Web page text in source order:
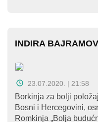
INDIRA
23.07.2020. | 21:58
Borkinja za bolji
Bosni i Hercegovini,
Romkinja „Bolja